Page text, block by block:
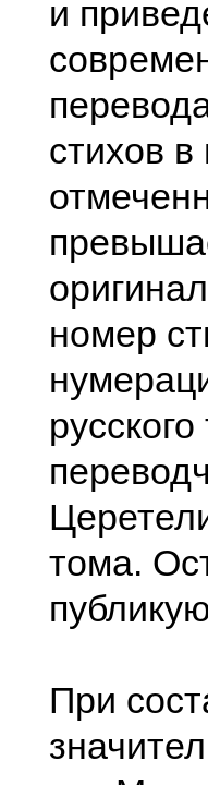
и
стихов в
номер
тома.
При